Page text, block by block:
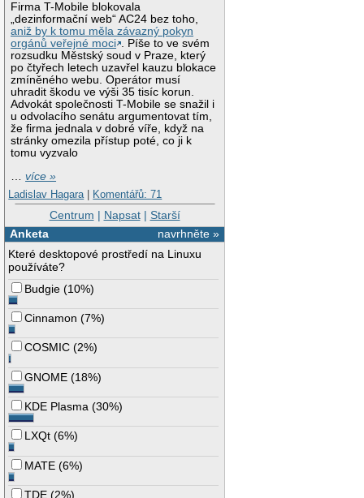
Firma T-Mobile blokovala
„dezinformační web“ AC24 bez toho,
aniž by k tomu měla závazný pokyn
orgánů veřejné moci . Píše to ve svém
rozsudku Městský soud v Praze, který
po čtyřech letech uzavřel kauzu blokace
zmíněného webu. Operátor musí
uhradit škodu ve výši 35 tisíc korun.
Advokát společnosti T-Mobile se snažil i
u odvolacího senátu argumentovat tím,
že firma jednala v dobré víře, když na
stránky omezila přístup poté, co ji k
tomu vyzvalo
…více »
Ladislav Hagara | Komentářů: 71
Centrum | Napsat| Starší
navrhněte »
Anketa
Které desktopové prostředí na Linuxu
používáte?
Budgie (10%)
Cinnamon (7%)
COSMIC (2%)
GNOME (18%)
KDE Plasma (30%)
LXQt (6%)
MATE (6%)
TDE (2%)